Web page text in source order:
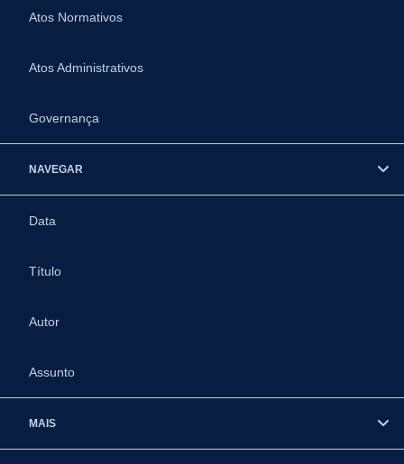
Atos Normativos
Atos Administrativos
Governança
NAVEGAR
Data
Título
Autor
Assunto
MAIS